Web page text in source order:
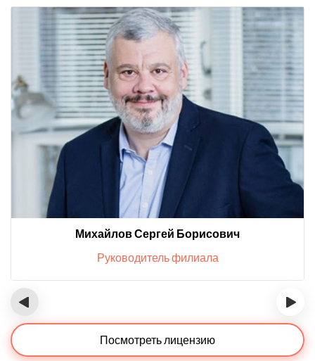
Михайлов Сергей Борисович
Руководитель филиала
‹ ›
Посмотреть лицензию